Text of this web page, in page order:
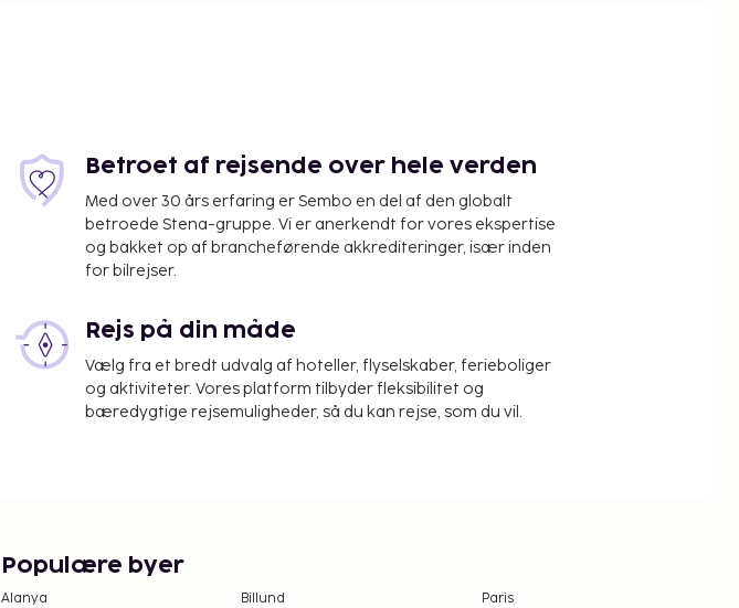
Betroet af rejsende over hele verden
Med over 30 års erfaring er Sembo en del af den globalt
betroede Stena-gruppe. Vi er anerkendt for vores ekspertise
og bakket op af brancheførende akkrediteringer, især inden
for bilrejser.
Rejs på din måde
Vælg fra et bredt udvalg af hoteller, flyselskaber, ferieboliger
og aktiviteter. Vores platform tilbyder fleksibilitet og
bæredygtige rejsemuligheder, så du kan rejse, som du vil.
Populære byer
Alanya Billund
Paris